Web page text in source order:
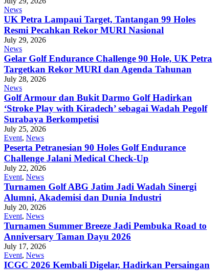
News
UK Petra Lampaui Target, Tantangan 99 Holes
Resmi Pecahkan Rekor MURI Nasional
July 29, 2026
News
Gelar Golf Endurance Challenge 90 Hole, UK Petra
Targetkan Rekor MURI dan Agenda Tahunan
July 28, 2026
News
Golf Armour dan Bukit Darmo Golf Hadirkan
‘Stroke Play with Kiradech’ sebagai Wadah Pegolf
Surabaya Berkompetisi
July 25, 2026
Event, News
Peserta Petranesian 90 Holes Golf Endurance
Challenge Jalani Medical Check-Up
July 22, 2026
Event, News
Turnamen Golf ABG Jatim Jadi Wadah Sinergi
Alumni, Akademisi dan Dunia Industri
July 20, 2026
Event, News
Turnamen Summer Breeze Jadi Pembuka Road to
Anniversary Taman Dayu 2026
July 17, 2026
Event, News
ICGC 2026 Kembali Digelar, Hadirkan Persaingan